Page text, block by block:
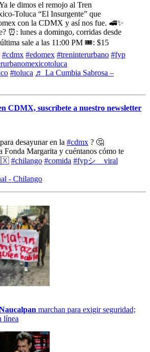
le dimos el remojo al Tren
Toluca “El Insurgente” que
con la CDMX y así nos fue. 🚅✨
⏰: lunes a domingo, corridas desde
sale a las 11:00 PM 🎟️: $15
#cdmx #edomex #treninterurbano #fyp
#toluca ♬ La Cumbia Sabrosa –
CDMX, suscríbete a nuestro newsletter
desayunar en la #cdmx ? 🤔
Fonda Margarita y cuéntanos cómo te
#chilango #comida #fypシ゚viral
- Chilango
marchan para exigir seguridad;
línea